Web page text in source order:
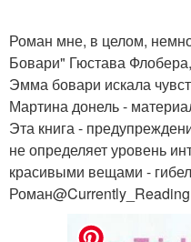
Роман мне, в целом,
Бовари" Гюстава
Эмма бовари искала
Мартина донель -
Эта книга -
не определяет уровень
красивыми вещами -